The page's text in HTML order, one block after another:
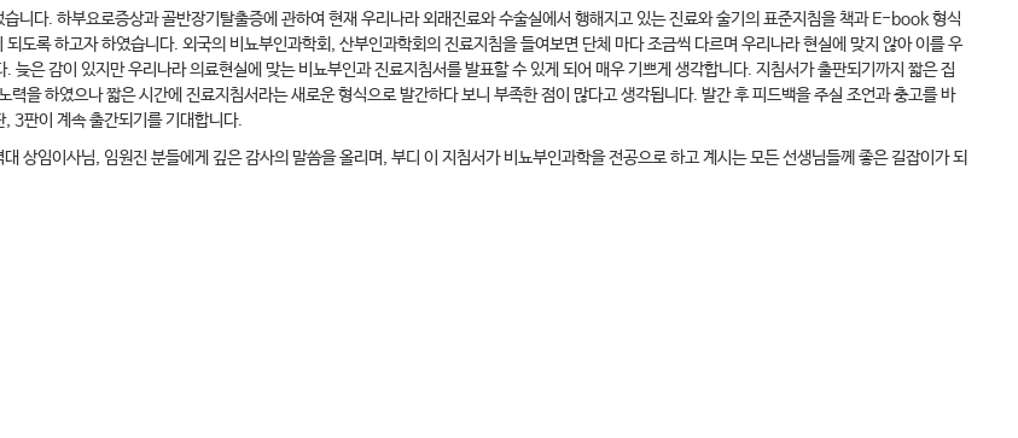
니다. 하부요로증상과 골반장기탈출증에 관하여 현재 우리나라 외래진료와 수술실에서 행해지고 있는 진료와 술기의 표준지침을 책과 E-book 형식
도록 하고자 하였습니다. 외국의 비뇨부인과학회, 산부인과학회의 진료지침을 들여보면 단체 마다 조금씩 다르며 우리나라 현실에 맞지 않아 이를 우
은 감이 있지만 우리나라 의료현실에 맞는 비뇨부인과 진료지침서를 발표할 수 있게 되어 매우 기쁘게 생각합니다. 지침서가 출판되기까지 짧은 집
을 하였으나 짧은 시간에 진료지침서라는 새로운 형식으로 발간하다 보니 부족한 점이 많다고 생각됩니다. 발간 후 피드백을 주실 조언과 충고를 바
3판이 계속 출간되기를 기대합니다.
상임이사님, 임원진 분들에게 깊은 감사의 말씀을 올리며, 부디 이 지침서가 비뇨부인과학을 전공으로 하고 계시는 모든 선생님들께 좋은 길잡이가 되